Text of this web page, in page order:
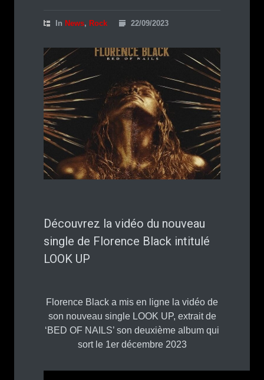
In News, Rock 22/09/2023
Découvrez la vidéo du nouveau
single de Florence Black intitulé
LOOK UP
Florence Black a mis en ligne la vidéo de
son nouveau single LOOK UP, extrait de
‘BED OF NAILS’ son deuxième album qui
sort le 1er décembre 2023